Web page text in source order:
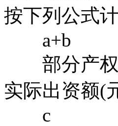
按下列公式计
a+b
部分产权
实际出资额(
c